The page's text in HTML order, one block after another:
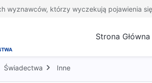
wyznawców, którzy wyczekują pojawienia
Strona Główna
Świadectwa Inne